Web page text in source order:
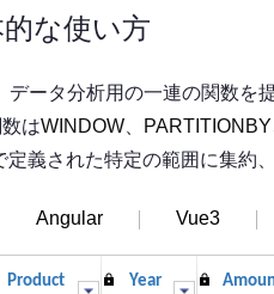
な使い方
データ分析用の一連の関数を
はWINDOW PARTITIONBY
定義された特定の範囲に集約
Angular Vue3